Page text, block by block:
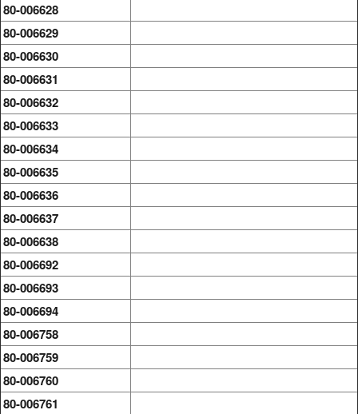
80-006628
80-006629
80-006630
80-006631
80-006632
80-006633
80-006634
80-006635
80-006636
80-006637
80-006638
80-006692
80-006693
80-006694
80-006758
80-006759
80-006760
80-006761